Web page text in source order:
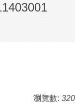
瀏覽數: 320